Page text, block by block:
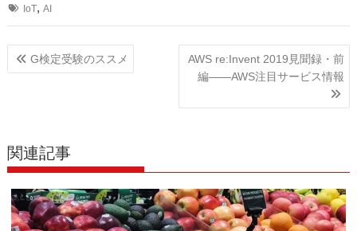
c
e
b
k
e
n
a
ail
IoT,AI
投
稿
ー
シ
ョ
ン
G検定受験のススメ
AWS re:Invent 2019見聞録・前
編――AWS注目サービス情報
関連記事